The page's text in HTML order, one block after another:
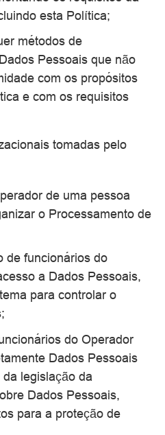
esta Política;
métodos de
Pessoais que não
com os propósitos
e com os requisitos
tomadas pelo
de uma pessoa
o Processamento de
de funcionários do
a Dados Pessoais,
para controlar o
do Operador
Dados Pessoais
legislação da
Dados Pessoais,
para a proteção de